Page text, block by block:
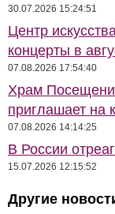
30.07.2026 15:24:51
Центр
концерты в
07.08.2026 17:54:40
Храм
приглашает на
07.08.2026 14:14:25
В России
15.07.2026 12:15:52
Другие